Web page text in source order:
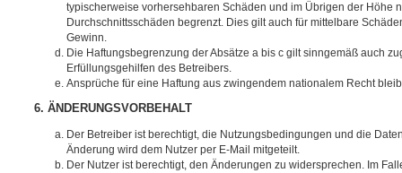
typischerweise vorhersehbaren Schäden und im Übrigen der Höhe
Durchschnittsschäden begrenzt. Dies gilt auch für mittelbare
Gewinn.
Die Haftungsbegrenzung der Absätze a bis c gilt sinngemäß auch
Erfüllungsgehilfen des Betreibers.
Ansprüche für eine Haftung aus zwingendem nationalem Recht
6. ÄNDERUNGSVORBEHALT
Der Betreiber ist berechtigt, die Nutzungsbedingungen und die
Änderung wird dem Nutzer per E-Mail mitgeteilt.
Der Nutzer ist berechtigt, den Änderungen zu widersprechen. Im